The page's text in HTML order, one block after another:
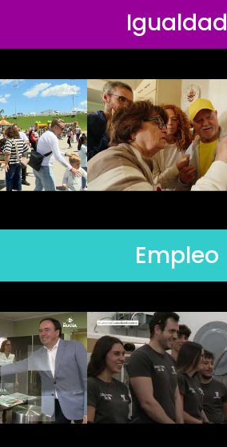
Igualdad
Empleo